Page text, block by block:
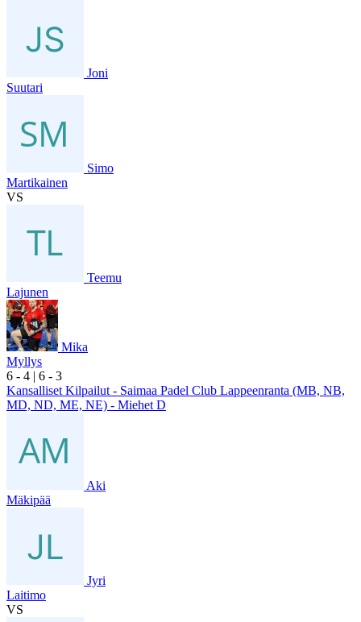
Joni
Suutari
Simo
Martikainen
VS
Teemu
Lajunen
Mika
Myllys
6 - 4 | 6 - 3
Kansalliset Kilpailut - Saimaa Padel Club Lappeenranta (MB, NB,
MD, ND, ME, NE) - Miehet D
Aki
Mäkipää
Jyri
Laitimo
VS